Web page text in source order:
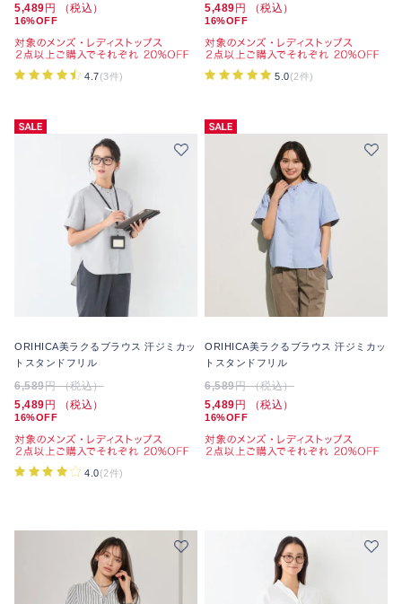
5,489 円 （税込）
16%OFF
4.7(3件)
5,489 円 （税込）
16%OFF
5.0(2件)
ORIHICA美ラクるブラウス 汗ジミカッ
トスタンドフリル
6,589円 （税込）
5,489 円 （税込）
16%OFF
4.0(2件)
ORIHICA美ラクるブラウス 汗ジミカッ
トスタンドフリル
6,589円 （税込）
5,489 円 （税込）
16%OFF